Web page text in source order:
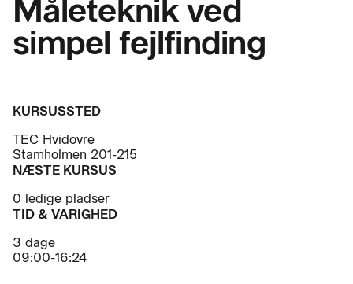
Måleteknik ved
simpel fejlfinding
KURSUSSTED
TEC Hvidovre
Stamholmen 201-215
NÆSTE KURSUS
0 ledige pladser
TID & VARIGHED
3 dage
09:00-16:24